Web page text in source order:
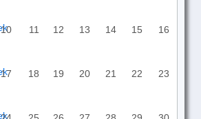
10 11 12 13 14 15 16
17 18 19 20 21 22 23